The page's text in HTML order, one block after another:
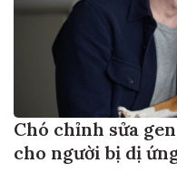
Chó chỉnh sửa
cho người bị dị